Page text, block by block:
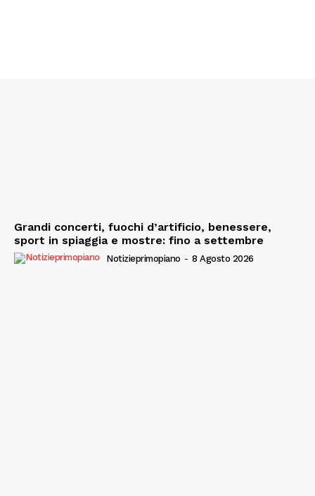
Grandi concerti, fuochi d’artificio, benessere,
sport in spiaggia e mostre: fino a settembre
Notizieprimopiano - 8 Agosto 2026